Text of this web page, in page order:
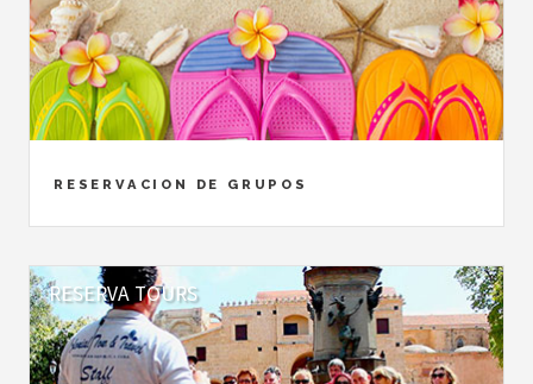
RESERVACION DE GRUPOS
RESERVA TOURS